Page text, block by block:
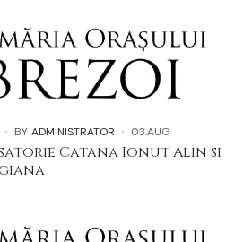
BY ADMINISTRATOR 03.AUG
Catana Ionut Alin si